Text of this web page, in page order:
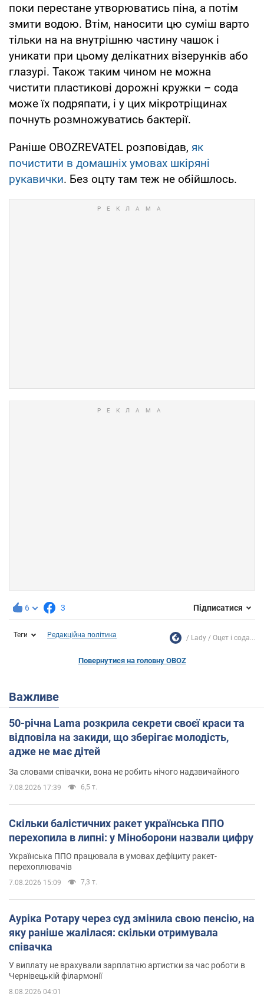
поки перестане утворюватись піна, а потім
змити водою. Втім, наносити цю суміш варто
тільки на на внутрішню частину чашок і
уникати при цьому делікатних візерунків або
глазурі. Також таким чином не можна
чистити пластикові дорожні кружки – сода
може їх подряпати, і у цих мікротріщинах
почнуть розмножуватись бактерії.
Раніше OBOZREVATEL розповідав, як
почистити в домашніх умовах шкіряні
рукавички. Без оцту там теж не обійшлось.
6 3 Підписатися
Теги Редакційна політика Lady Оцет і сода...
Повернутися на головну OBOZ
Важливе
50-річна Lama розкрила секрети своєї краси та
відповіла на закиди, що зберігає молодість,
адже не має дітей
За словами співачки, вона не робить нічого надзвичайного
7.08.2026 17:39 6,5 т.
Скільки балістичних ракет українська ППО
перехопила в липні: у Міноборони назвали цифру
Українська ППО працювала в умовах дефіциту ракет-
перехоплювачів
7.08.2026 15:09 7,3 т.
Ауріка Ротару через суд змінила свою пенсію, на
яку раніше жалілася: скільки отримувала
співачка
У виплату не врахували зарплатню артистки за час роботи в
Чернівецькій філармонії
8.08.2026 04:01